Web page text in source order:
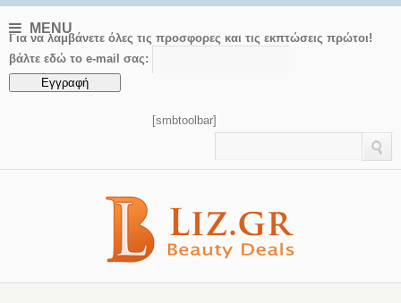
MENU
Για να λαμβάνετε όλες τις προσφορες και τις εκπτώσεις πρώτοι!
βάλτε εδώ το e-mail σας:
[smbtoolbar]